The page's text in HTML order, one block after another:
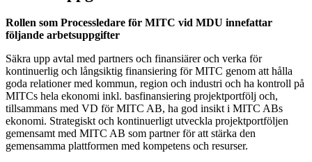
Rollen som Processledare för MITC vid MDU innefattar
följande arbetsuppgifter
Säkra upp avtal med partners och finansiärer och verka för
kontinuerlig och långsiktig finansiering för MITC genom att hålla
goda relationer med kommun, region och industri och ha kontroll på
MITCs hela ekonomi inkl. basfinansiering projektportfölj och,
tillsammans med VD för MITC AB, ha god insikt i MITC ABs
ekonomi. Strategiskt och kontinuerligt utveckla projektportföljen
gemensamt med MITC AB som partner för att stärka den
gemensamma plattformen med kompetens och resurser.